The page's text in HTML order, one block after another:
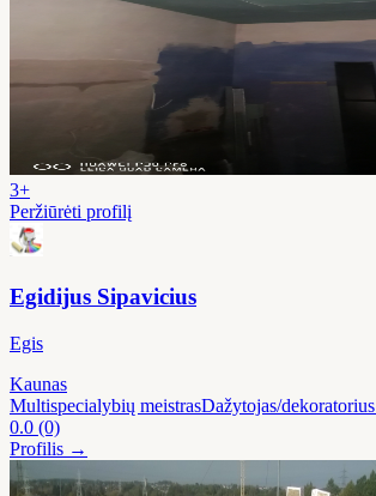
3+
Peržiūrėti profilį
Egidijus Sipavicius
Egis
Kaunas
Multispecialybių meistrasDažytojas/dekoratorius
0.0 (0)
Profilis →